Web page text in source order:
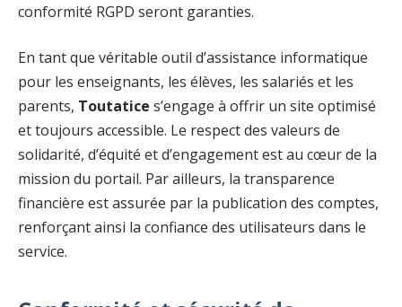
conformité RGPD seront garanties.
En tant que véritable outil d’assistance informatique
pour les enseignants, les élèves, les salariés et les
parents, Toutatice s’engage à offrir un site optimisé
et toujours accessible. Le respect des valeurs de
solidarité, d’équité et d’engagement est au cœur de la
mission du portail. Par ailleurs, la transparence
financière est assurée par la publication des comptes,
renforçant ainsi la confiance des utilisateurs dans le
service.